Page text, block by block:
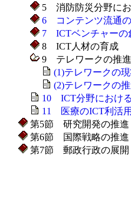
5 消防防災分野に
6 コンテンツ流通
7 ICTベンチャーの
8 ICT人材の育成
9 テレワークの推進
(1)テレワークの
(2)テレワークの
10 ICT分野におけ
11 医療のICT利活
第5節 研究開発の推進
第6節 国際戦略の推進
第7節 郵政行政の展開